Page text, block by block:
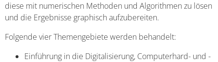
diese mit numerischen Methoden und Algorithmen zu lösen
und die Ergebnisse graphisch aufzubereiten.
Folgende vier Themengebiete werden behandelt:
Einführung in die Digitalisierung, Computerhard- und -